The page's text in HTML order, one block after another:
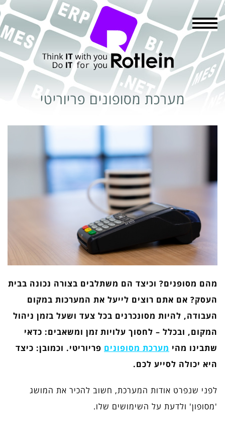
תפריט
מערכת מסופונים פריוריטי
מהם מסופנים? וכיצד הם משתלבים בצורה נכונה בבית
העסק? אם אתם רוצים לייעל את המערכות במקום
העבודה, להיות מסונכרנים בכל צעד ושעל בזמן ניהול
המקום, ובכלל – לחסוך עלויות זמן ומשאבים: כדאי
שתבינו מהי מערכת מסופונים פריוריטי. וכמובן: כיצד
היא יכולה לסייע לכם.
לפני שנפרט אודות המערכת, חשוב להכיר את המושג
'מסופון' ולדעת על השימושים שלו.